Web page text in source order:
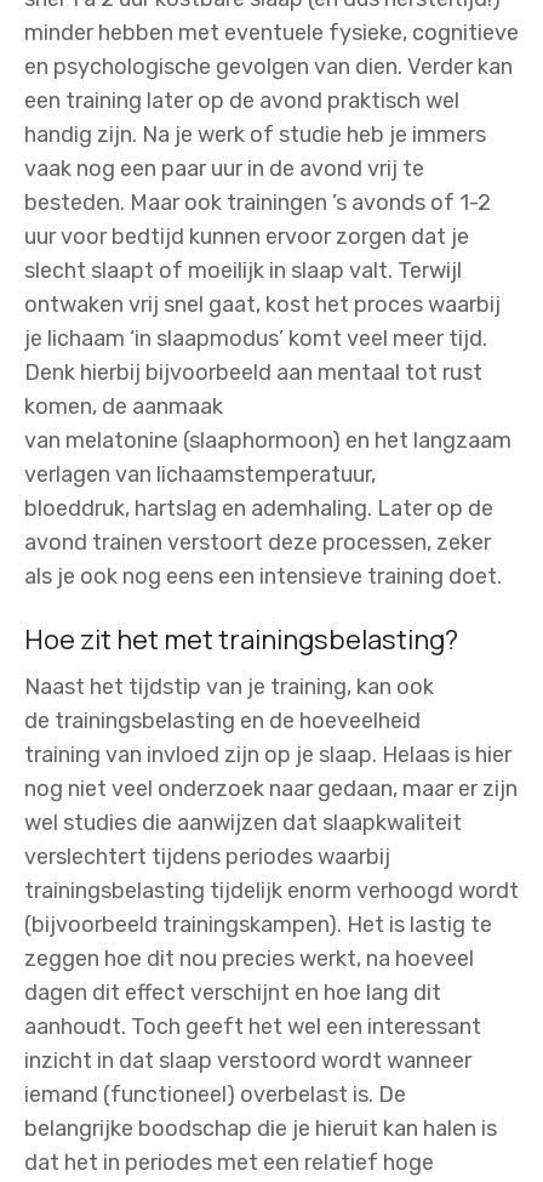
minder hebben met eventuele fysieke, cognitieve
en psychologische gevolgen van dien. Verder kan
een training later op de avond praktisch wel
handig zijn. Na je werk of studie heb je immers
vaak nog een paar uur in de avond vrij te
besteden. Maar ook trainingen ’s avonds of 1-2
uur voor bedtijd kunnen ervoor zorgen dat je
slecht slaapt of moeilijk in slaap valt. Terwijl
ontwaken vrij snel gaat, kost het proces waarbij
je lichaam ‘in slaapmodus’ komt veel meer tijd.
Denk hierbij bijvoorbeeld aan mentaal tot rust
komen, de aanmaak
van melatonine (slaaphormoon) en het langzaam
verlagen van lichaamstemperatuur,
bloeddruk, hartslag en ademhaling. Later op de
avond trainen verstoort deze processen, zeker
als je ook nog eens een intensieve training doet.
Hoe zit het met trainingsbelasting?
Naast het tijdstip van je training, kan ook
de trainingsbelasting en de hoeveelheid
training van invloed zijn op je slaap. Helaas is hier
nog niet veel onderzoek naar gedaan, maar er zijn
wel studies die aanwijzen dat slaapkwaliteit
verslechtert tijdens periodes waarbij
trainingsbelasting tijdelijk enorm verhoogd wordt
(bijvoorbeeld trainingskampen). Het is lastig te
zeggen hoe dit nou precies werkt, na hoeveel
dagen dit effect verschijnt en hoe lang dit
aanhoudt. Toch geeft het wel een interessant
inzicht in dat slaap verstoord wordt wanneer
iemand (functioneel) overbelast is. De
belangrijke boodschap die je hieruit kan halen is
dat het in periodes met een relatief hoge